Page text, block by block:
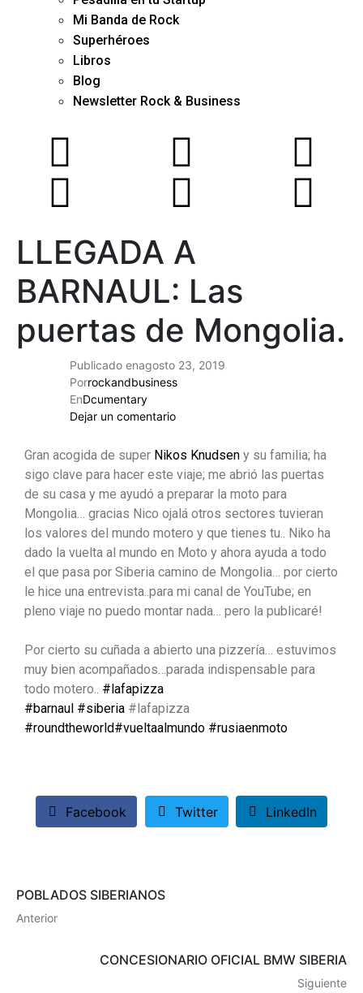
Mi Banda de Rock
Superhéroes
Libros
Blog
Newsletter Rock & Business
Publicado enagosto 23, 2019
Porrockandbusiness
EnDcumentary
Dejar un comentario
LLEGADA A
BARNAUL: Las
puertas de Mongolia.
Gran acogida de super Nikos Knudsen y su familia; ha
sigo clave para hacer este viaje; me abrió las puertas
de su casa y me ayudó a preparar la moto para
Mongolia… gracias Nico ojalá otros sectores tuvieran
los valores del mundo motero y que tienes tu.. Niko ha
dado la vuelta al mundo en Moto y ahora ayuda a todo
el que pasa por Siberia camino de Mongolia… por cierto
le hice una entrevista..para mi canal de YouTube; en
pleno viaje no puedo montar nada… pero la publicaré!
Por cierto su cuñada a abierto una pizzería… estuvimos
muy bien acompañados…parada indispensable para
todo motero.. #lafapizza
#barnaul #siberia #lafapizza
#roundtheworld#vueltaalmundo #rusiaenmoto
Facebook Twitter LinkedIn
POBLADOS SIBERIANOS
Anterior
CONCESIONARIO OFICIAL BMW SIBERIA
Siguiente